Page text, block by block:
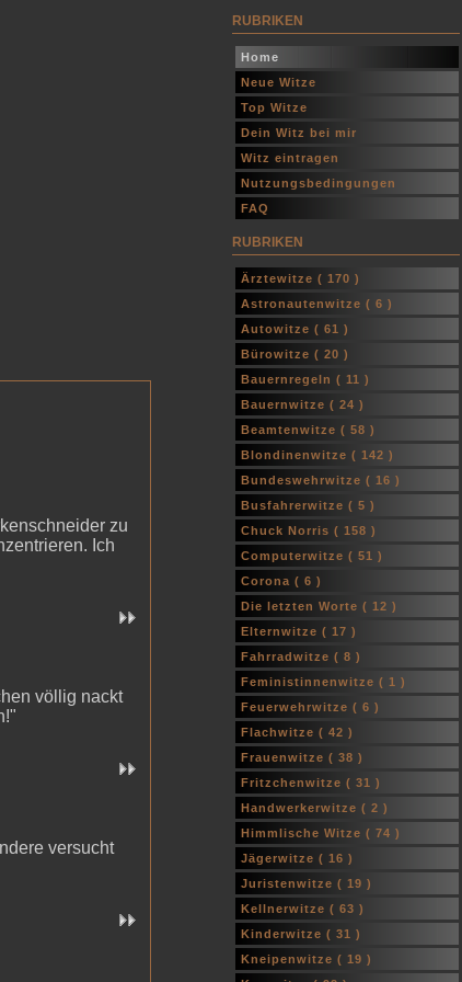
zu
Ich
völlig nackt
versucht
RUBRIKEN
Home
Neue Witze
Top Witze
Dein Witz bei mir
Witz eintragen
Nutzungsbedingungen
FAQ
RUBRIKEN
Ärztewitze ( 170 )
Astronautenwitze ( 6 )
Autowitze ( 61 )
Bürowitze ( 20 )
Bauernregeln ( 11 )
Bauernwitze ( 24 )
Beamtenwitze ( 58 )
Blondinenwitze ( 142 )
Bundeswehrwitze ( 16 )
Busfahrerwitze ( 5 )
Chuck Norris ( 158 )
Computerwitze ( 51 )
Corona ( 6 )
Die letzten Worte ( 12 )
Elternwitze ( 17 )
Fahrradwitze ( 8 )
Feministinnenwitze ( 1 )
Feuerwehrwitze ( 6 )
Flachwitze ( 42 )
Frauenwitze ( 38 )
Fritzchenwitze ( 31 )
Handwerkerwitze ( 2 )
Himmlische Witze ( 74 )
Jägerwitze ( 16 )
Juristenwitze ( 19 )
Kellnerwitze ( 63 )
Kinderwitze ( 31 )
Kneipenwitze ( 19 )